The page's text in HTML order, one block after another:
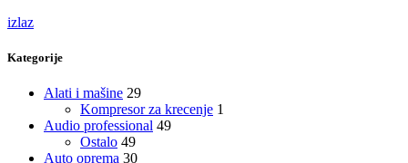
izlaz
Kategorije
Alati i mašine 29
Kompresor za krecenje 1
Audio professional 49
Ostalo 49
Auto oprema 30